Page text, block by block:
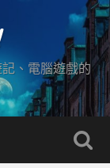
、電腦遊戲的